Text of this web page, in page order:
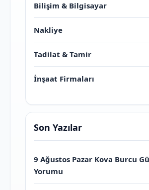
Bilişim & Bilgisayar
Nakliye
Tadilat & Tamir
İnşaat Firmaları
Son Yazılar
9 Ağustos Pazar Kova Burcu
Yorumu